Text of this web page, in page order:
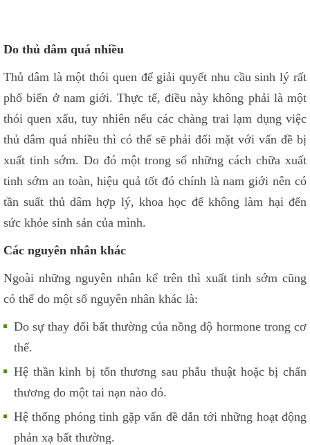
Do thủ dâm quá nhiều
Thủ dâm là một thói quen để giải quyết nhu cầu sinh lý rất
phổ biến ở nam giới. Thực tế, điều này không phải là một
thói quen xấu, tuy nhiên nếu các chàng trai lạm dụng việc
thủ dâm quá nhiều thì có thể sẽ phải đối mặt với vấn đề bị
xuất tinh sớm. Do đó một trong số những cách chữa xuất
tinh sớm an toàn, hiệu quả tốt đó chính là nam giới nên có
tần suất thủ dâm hợp lý, khoa học để không làm hại đến
sức khỏe sinh sản của mình.
Các nguyên nhân khác
Ngoài những nguyên nhân kể trên thì xuất tinh sớm cũng
có thể do một số nguyên nhân khác là:
Do sự thay đổi bất thường của nồng độ hormone trong cơ
thể.
Hệ thần kinh bị tổn thương sau phẫu thuật hoặc bị chấn
thương do một tai nạn nào đó.
Hệ thống phóng tinh gặp vấn đề dẫn tới những hoạt động
phản xạ bất thường.